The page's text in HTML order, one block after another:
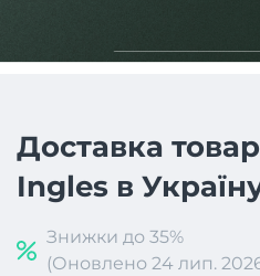
Доставка
Ingles в
Знижки до 35%
(Оновлено 24 лип.